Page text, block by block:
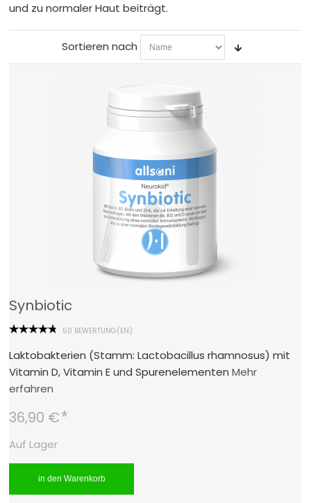
STOFFWECHSEL
WEITERE PRODUKTE
Dr. Feil Strategie
und zu normaler Haut beiträgt.
Sortieren nach
Synbiotic
50 BEWERTUNG(EN)
Laktobakterien (Stamm: Lactobacillus rhamnosus) mit
Vitamin D, Vitamin E und SpurenelementenMehr
erfahren
36,90 €*
Auf Lager
in den Warenkorb